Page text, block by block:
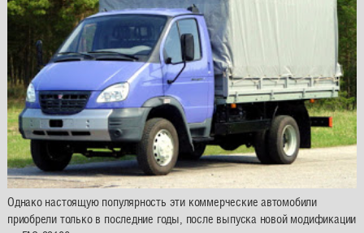
Однако настоящую популярность эти коммерческие автомобили
приобрели только в последние годы, после выпуска новой модификации